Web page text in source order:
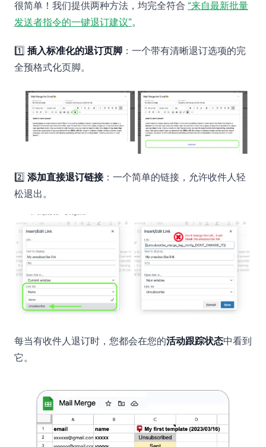
很简单！我们提供两种方法，均完全符合 “来自最新批量
发送者指令的一键退订建议”。
1️⃣ 插入标准化的退订页脚 ：一个带有清晰退订选项的完
全预格式化页脚。
2️⃣ 添加直接退订链接：一个简单的链接，允许收件人轻
松退出。
每当有收件人退订时，您都会在您的活动跟踪状态中看到
它。